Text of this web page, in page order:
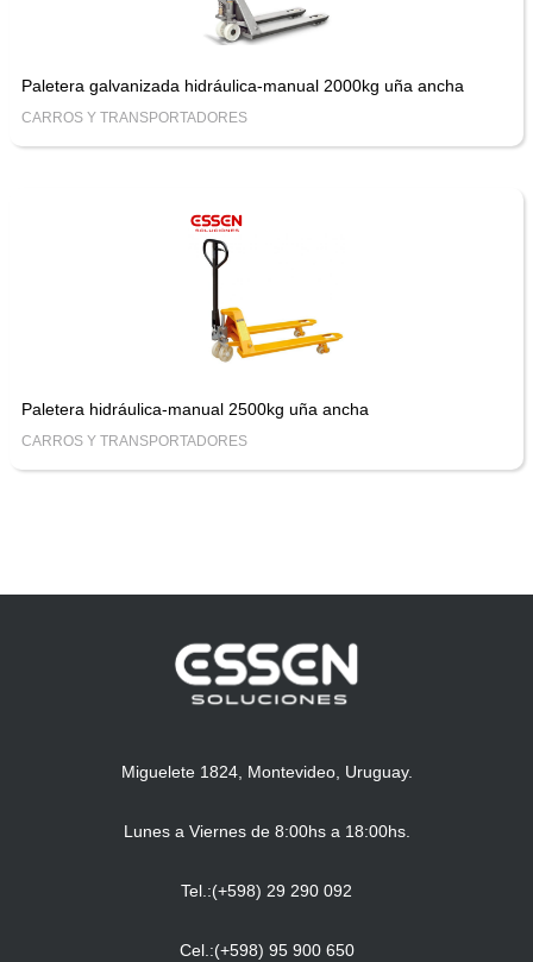
Paletera galvanizada hidráulica-manual 2000kg uña ancha
CARROS Y TRANSPORTADORES
Paletera hidráulica-manual 2500kg uña ancha
CARROS Y TRANSPORTADORES
Miguelete 1824, Montevideo, Uruguay.
Lunes a Viernes de 8:00hs a 18:00hs.
Tel.:(+598) 29 290 092
Cel.:(+598) 95 900 650